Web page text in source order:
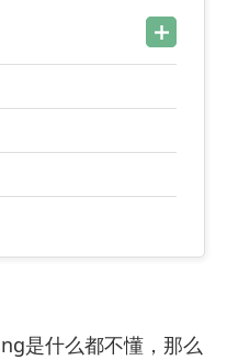
是什么都不懂，那么